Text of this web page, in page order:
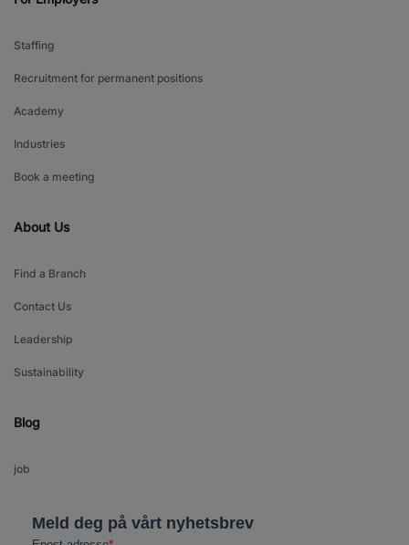
Staffing
Recruitment for permanent positions
Academy
Industries
Book a meeting
About Us
Find a Branch
Contact Us
Leadership
Sustainability
Blog
job